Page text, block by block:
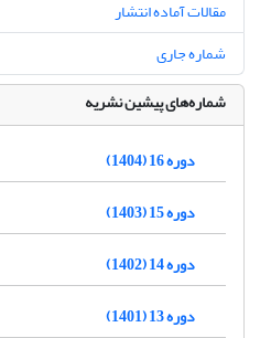
مقالات آماده انتشار
شماره جاری
شماره‌های پیشین نشریه
دوره 16 (1404)
دوره 15 (1403)
دوره 14 (1402)
دوره 13 (1401)